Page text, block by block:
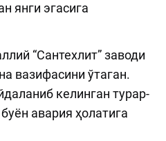
янги эгасига
“Сантехлит” заводи
вазифасини ўтаган.
келинган турар-
авария ҳолатига